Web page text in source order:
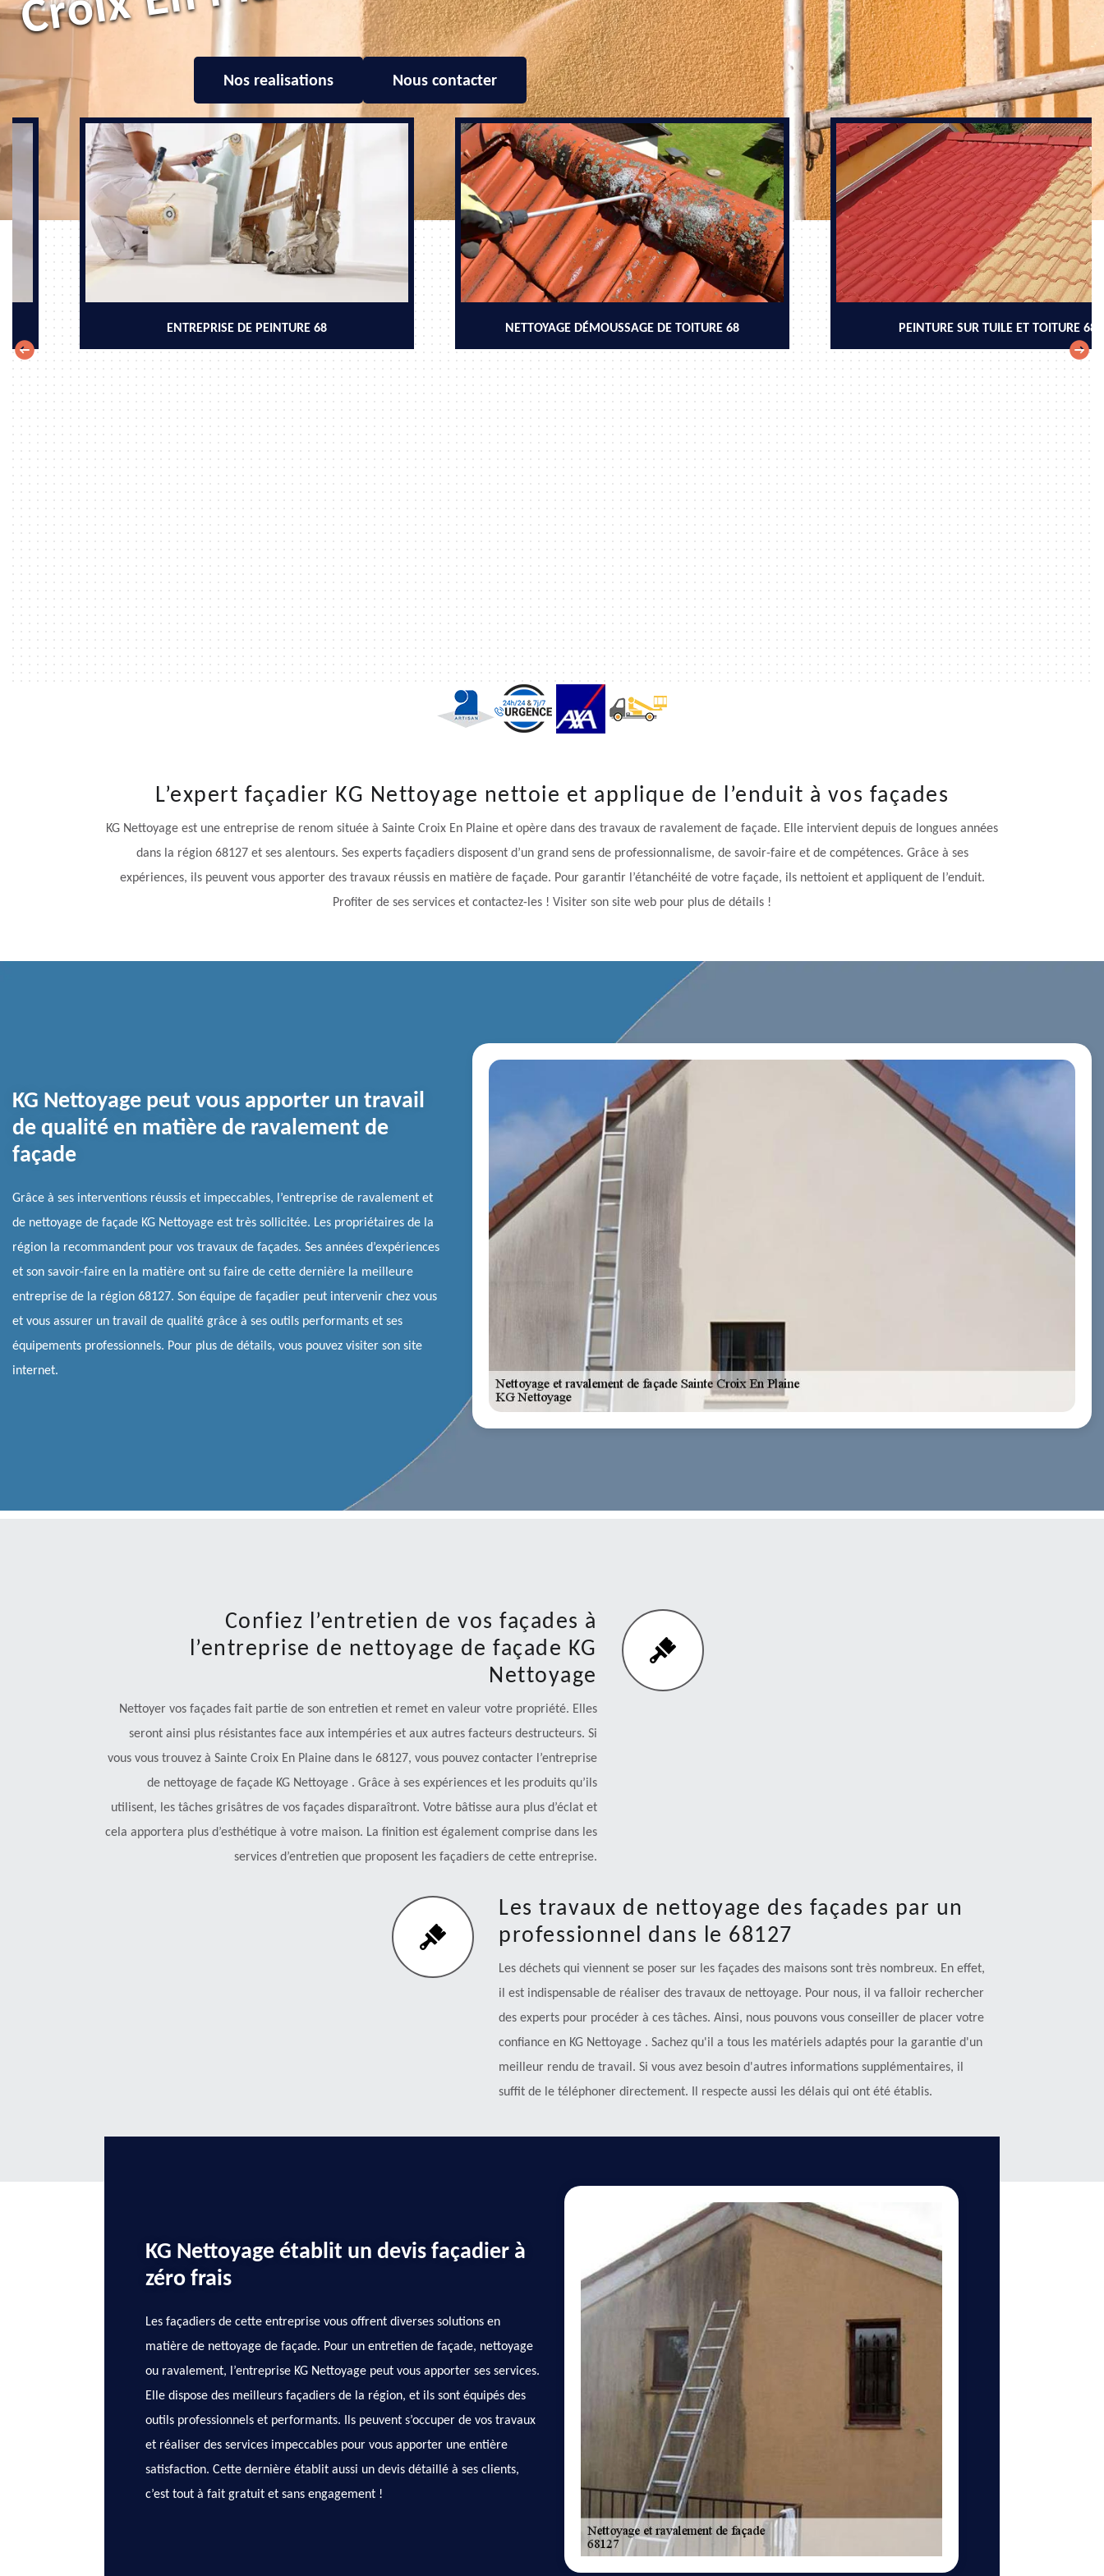
Nos realisations Nous contacter
ENTREPRISE DE PEINTURE 68 NETTOYAGE DÉMOUSSAGE DE TOITURE 68 PEINTURE SUR TUILE ET TOITURE 68
L’expert façadier KG Nettoyage nettoie et applique de l’enduit à vos façades
KG Nettoyage est une entreprise de renom située à Sainte Croix En Plaine et opère dans des travaux de ravalement de façade. Elle intervient depuis de longues années
dans la région 68127 et ses alentours. Ses experts façadiers disposent d’un grand sens de professionnalisme, de savoir-faire et de compétences. Grâce à ses
expériences, ils peuvent vous apporter des travaux réussis en matière de façade. Pour garantir l’étanchéité de votre façade, ils nettoient et appliquent de l’enduit.
Profiter de ses services et contactez-les ! Visiter son site web pour plus de détails !
KG Nettoyage peut vous apporter un travail
de qualité en matière de ravalement de
façade
Grâce à ses interventions réussis et impeccables, l’entreprise de ravalement et
de nettoyage de façade KG Nettoyage est très sollicitée. Les propriétaires de la
région la recommandent pour vos travaux de façades. Ses années d’expériences
et son savoir-faire en la matière ont su faire de cette dernière la meilleure
entreprise de la région 68127. Son équipe de façadier peut intervenir chez vous
et vous assurer un travail de qualité grâce à ses outils performants et ses
équipements professionnels. Pour plus de détails, vous pouvez visiter son site
internet.
Confiez l’entretien de vos façades à
l’entreprise de nettoyage de façade KG
Nettoyage
Nettoyer vos façades fait partie de son entretien et remet en valeur votre propriété. Elles
seront ainsi plus résistantes face aux intempéries et aux autres facteurs destructeurs. Si
vous vous trouvez à Sainte Croix En Plaine dans le 68127, vous pouvez contacter l’entreprise
de nettoyage de façade KG Nettoyage . Grâce à ses expériences et les produits qu’ils
utilisent, les tâches grisâtres de vos façades disparaîtront. Votre bâtisse aura plus d’éclat et
cela apportera plus d’esthétique à votre maison. La finition est également comprise dans les
services d’entretien que proposent les façadiers de cette entreprise.
Les travaux de nettoyage des façades par un
professionnel dans le 68127
Les déchets qui viennent se poser sur les façades des maisons sont très nombreux. En effet,
il est indispensable de réaliser des travaux de nettoyage. Pour nous, il va falloir rechercher
des experts pour procéder à ces tâches. Ainsi, nous pouvons vous conseiller de placer votre
confiance en KG Nettoyage . Sachez qu'il a tous les matériels adaptés pour la garantie d'un
meilleur rendu de travail. Si vous avez besoin d'autres informations supplémentaires, il
suffit de le téléphoner directement. Il respecte aussi les délais qui ont été établis.
KG Nettoyage établit un devis façadier à
zéro frais
Les façadiers de cette entreprise vous offrent diverses solutions en
matière de nettoyage de façade. Pour un entretien de façade, nettoyage
ou ravalement, l’entreprise KG Nettoyage peut vous apporter ses services.
Elle dispose des meilleurs façadiers de la région, et ils sont équipés des
outils professionnels et performants. Ils peuvent s’occuper de vos travaux
et réaliser des services impeccables pour vous apporter une entière
satisfaction. Cette dernière établit aussi un devis détaillé à ses clients,
c’est tout à fait gratuit et sans engagement !